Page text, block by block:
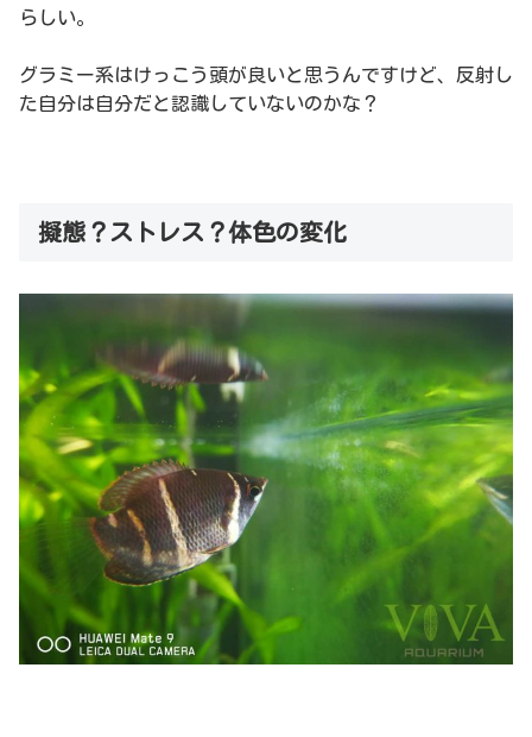
らしい。
グラミー系はけっこう頭が良いと思うんですけど、反射し
た自分は自分だと認識していないのかな？
擬態？ストレス？体色の変化